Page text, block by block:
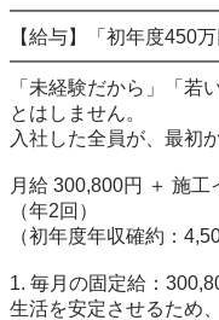
【給与】「初年度450
「未経験だから」「若
とはしません。
入社した全員が、最初
月給 300,800円 ＋ 施
（年2回）
（初年度年収確約：
1. 毎月の固定給：
生活を安定させるため